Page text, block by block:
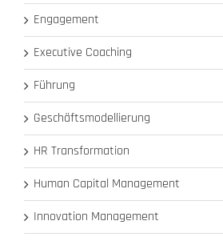
Engagement
Executive Coaching
Führung
Geschäftsmodellierung
HR Transformation
Human Capital Management
Innovation Management